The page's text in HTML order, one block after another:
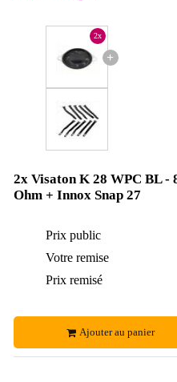
+
2x
2x Visaton K 28 WPC BL -
Ohm + Innox Snap 27
Prix public
Votre remise
Prix remisé
Ajouter au panier